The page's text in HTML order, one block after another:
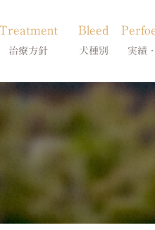
病
治療方針
・食事療法
Bleed
犬種別
柴犬の皮膚病
シーズーの皮膚病
フレンチブルドッグの皮膚
トイプードルの皮膚病
実績
症状別
コラム「皮